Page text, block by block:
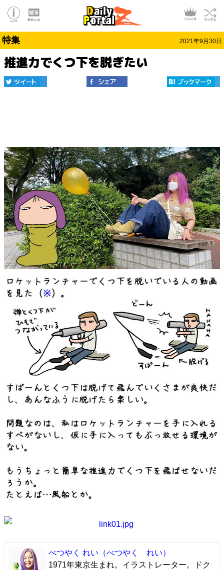
特集 2021年9月30日
推進力でくつ下を脱ぎたい
べつやく れい （べつやく れい）
1971年東京生まれ。イラストレーター。ドク